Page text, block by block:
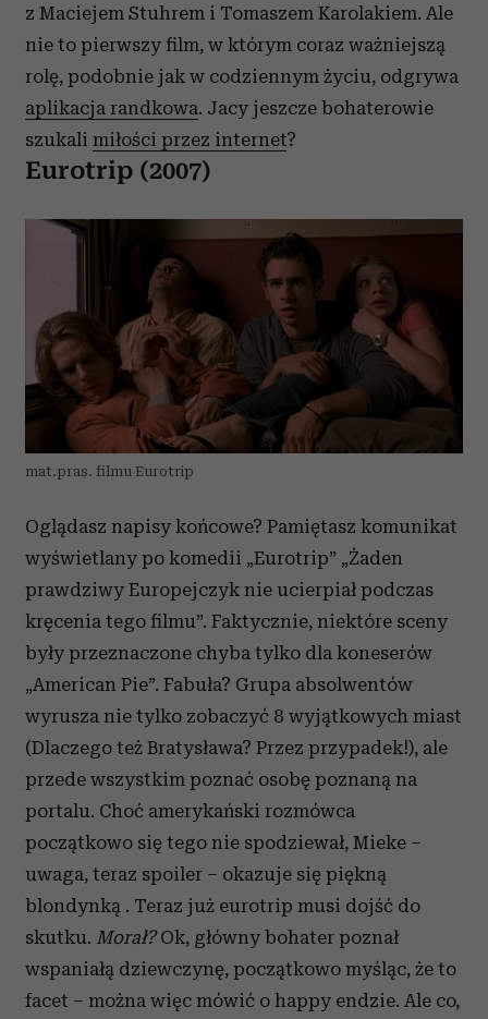
z Maciejem Stuhrem i Tomaszem Karolakiem. Ale
nie to pierwszy film, w którym coraz ważniejszą
rolę, podobnie jak w codziennym życiu, odgrywa
aplikacja randkowa. Jacy jeszcze bohaterowie
szukali miłości przez internet?
Eurotrip (2007)
mat.pras. filmu Eurotrip
Oglądasz napisy końcowe? Pamiętasz komunikat
wyświetlany po komedii „Eurotrip” „Żaden
prawdziwy Europejczyk nie ucierpiał podczas
kręcenia tego filmu”. Faktycznie, niektóre sceny
były przeznaczone chyba tylko dla koneserów
„American Pie”. Fabuła? Grupa absolwentów
wyrusza nie tylko zobaczyć 8 wyjątkowych miast
(Dlaczego też Bratysława? Przez przypadek!), ale
przede wszystkim poznać osobę poznaną na
portalu. Choć amerykański rozmówca
początkowo się tego nie spodziewał, Mieke –
uwaga, teraz spoiler – okazuje się piękną
blondynką . Teraz już eurotrip musi dojść do
skutku. Morał?Ok, główny bohater poznał
wspaniałą dziewczynę, początkowo myśląc, że to
facet – można więc mówić o happy endzie. Ale co,